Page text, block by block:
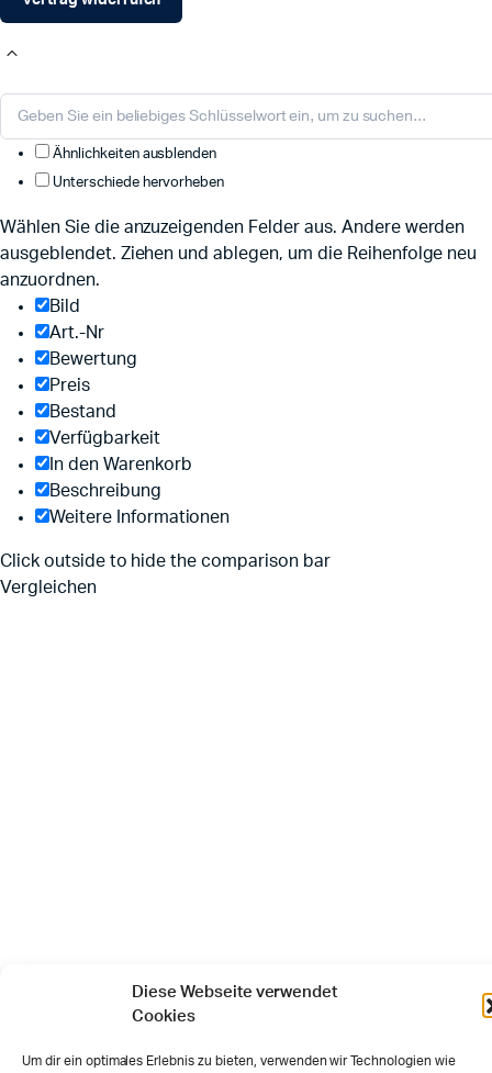
Diese Webseite verwendet
Cookies
Um dir ein optimales Erlebnis zu bieten, verwenden wir Technologien wie
Ähnlichkeiten ausblenden
Unterschiede hervorheben
Wählen Sie die anzuzeigenden Felder aus. Andere werden
ausgeblendet. Ziehen und ablegen, um die Reihenfolge neu
anzuordnen.
Bild
Art.-Nr
Bewertung
Preis
Bestand
Verfügbarkeit
In den Warenkorb
Beschreibung
Weitere Informationen
Click outside to hide the comparison bar
Vergleichen